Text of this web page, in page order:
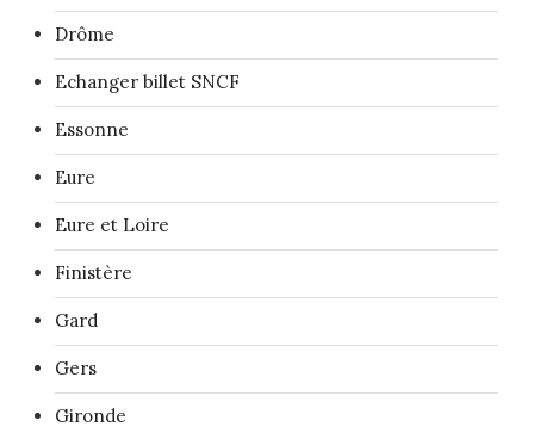
Drôme
Echanger billet SNCF
Essonne
Eure
Eure et Loire
Finistère
Gard
Gers
Gironde